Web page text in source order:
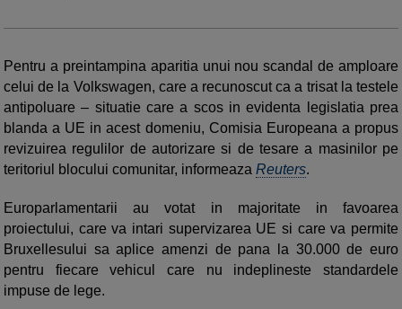
Pentru a preintampina aparitia unui nou scandal de amploare
celui de la Volkswagen, care a recunoscut ca a trisat la testele
antipoluare – situatie care a scos in evidenta legislatia prea
blanda a UE in acest domeniu, Comisia Europeana a propus
revizuirea regulilor de autorizare si de tesare a masinilor pe
teritoriul blocului comunitar, informeaza Reuters.
Europarlamentarii au votat in majoritate in favoarea
proiectului, care va intari supervizarea UE si care va permite
Bruxellesului sa aplice amenzi de pana la 30.000 de euro
pentru fiecare vehicul care nu indeplineste standardele
impuse de lege.